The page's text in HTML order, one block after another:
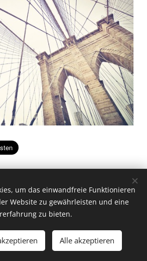
Andrea Christoph-Gaugusch
reserved.
Cookies
um das einwandfreie Funktionieren
Website zu gewährleisten und eine
zu bieten.
Alle akzeptieren